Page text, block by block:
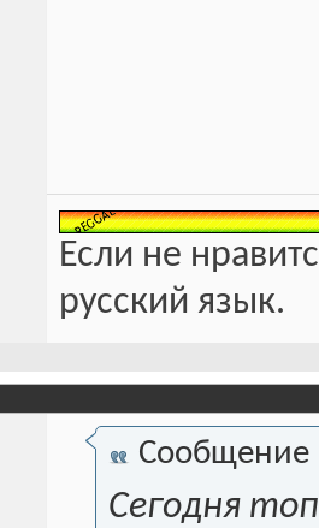
Если не
русский язык.
Сообщение
Сегодня